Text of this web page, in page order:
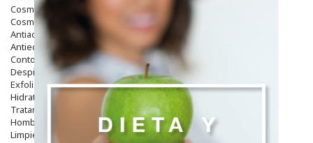
Cosmética
Cosmética Facial
Antiacné
Antiedad
Contorno De Ojos
Despigmentantes
Exfoliantes
Hidratantes
Tratamientos De Noche
Hombre
Limpieza